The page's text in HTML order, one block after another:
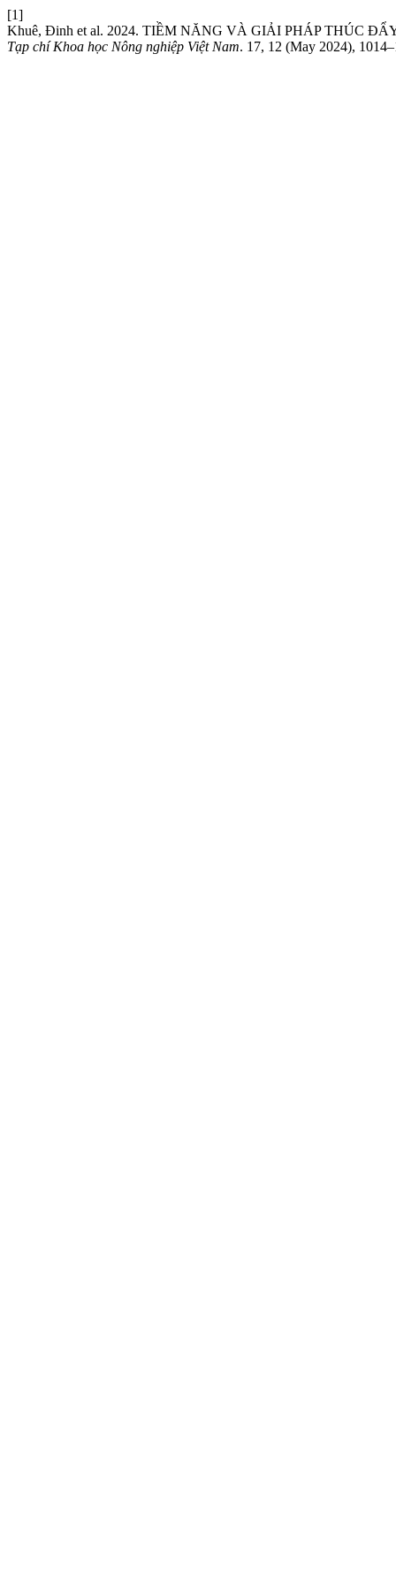
[1]
Khuê, Đinh et al. 2024. TIỀM NĂNG VÀ GIẢI PHÁP THÚC
Tạp chí Khoa học Nông nghiệp Việt Nam. 17, 12 (May 2024),